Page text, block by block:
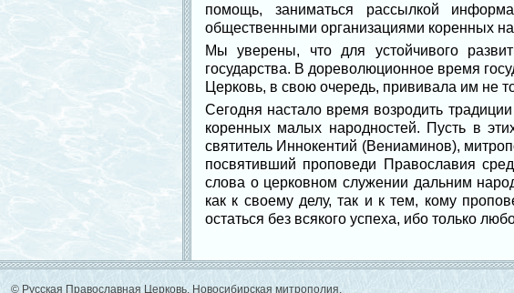
помощь, заниматься рассылкой
общественными организациями коренных
Мы уверены, что для устойчивого
государства. В дореволюционное время
Церковь, в свою очередь, прививала им не
Сегодня настало время возродить
коренных малых народностей. Пусть в
святитель Иннокентий (Вениаминов),
посвятивший проповеди Православия
слова о церковном служении дальним
как к своему делу, так и к тем, кому
остаться без всякого успеха, ибо только
© Русская Православная Церковь. Новосибирская митрополия.